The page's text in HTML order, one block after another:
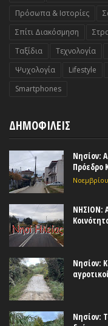
Πρόσωπα & Ιστορίες
Σπίτι Διακόσμηση
Ταξίδια
Τεχνολογία
Ψυχολογία
Lifestyle
Smartphones
ΔΗΜΟΦΙΛΕΙΣ
Νησίον:
Πρόεδρο
ΝΗΣΙΟΝ:
Νησίον:
Νησίον: